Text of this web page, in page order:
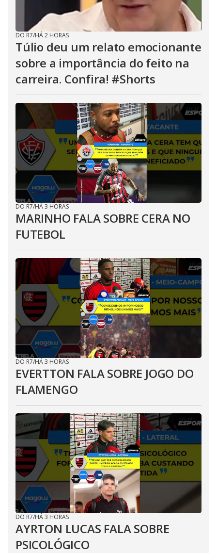
DO R7/HÁ 2 HORAS
Túlio deu um relato emocionante
sobre a importância do feito na
carreira. Confira! #Shorts
DO R7/HÁ 3 HORAS
MARINHO FALA SOBRE CERA NO
FUTEBOL
DO R7/HÁ 3 HORAS
EVERTTON FALA SOBRE JOGO DO
FLAMENGO
DO R7/HÁ 3 HORAS
AYRTON LUCAS FALA SOBRE
PSICOLÓGICO